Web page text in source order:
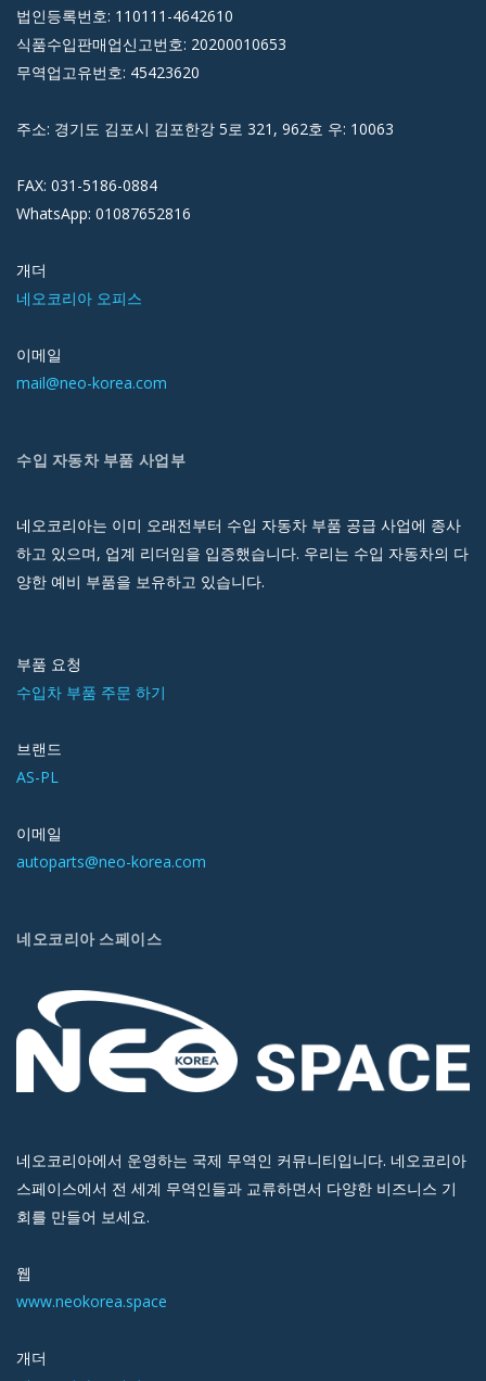
법인등록번호: 110111-4642610
식품수입판매업신고번호: 20200010653
무역업고유번호: 45423620
주소: 경기도 김포시 김포한강 5로 321, 962호 우: 10063
FAX: 031-5186-0884
WhatsApp: 01087652816
개더
네오코리아 오피스
이메일
mail@neo-korea.com
수입 자동차 부품 사업부
네오코리아는 이미 오래전부터 수입 자동차 부품 공급 사업에 종사
하고 있으며, 업계 리더임을 입증했습니다. 우리는 수입 자동차의 다
양한 예비 부품을 보유하고 있습니다.
부품 요청
수입차 부품 주문 하기
브랜드
AS-PL
이메일
autoparts@neo-korea.com
네오코리아 스페이스
네오코리아에서 운영하는 국제 무역인 커뮤니티입니다. 네오코리아
스페이스에서 전 세계 무역인들과 교류하면서 다양한 비즈니스 기
회를 만들어 보세요.
웹
www.neokorea.space
개더